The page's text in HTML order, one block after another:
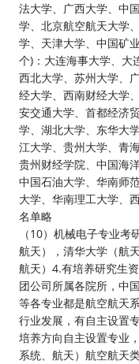
法大学、广西大学、中
学、北京航空航天大学
学、天津大学、中国矿
个)：大连海事大学、大
西北大学、苏州大学、
经大学、西南财经大学
安交通大学、首都经济
学、湖北大学、东华大
江大学、贵州大学、青
贵州财经学院、中国海
中国石油大学、华南师
大学、华南理工大学、
名单略
（10）机械电子专业考
航天），清华大学（航
航天）4.有培养研究生
团公司所属各院所，中
等各专业都是航空航天
行业发展，有自主设置
培养方向自主设置专业
系统、航天）航空航天